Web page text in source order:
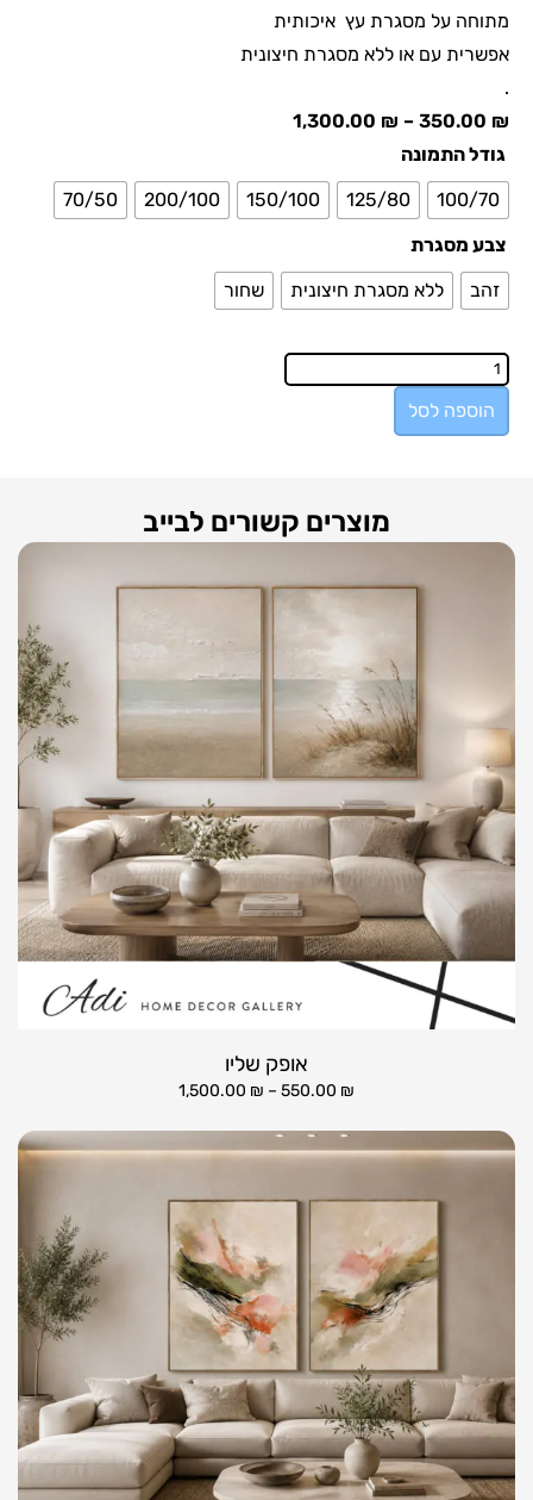
מתוחה על מסגרת עץ איכותית
אפשרית עם או ללא מסגרת חיצונית
.
350.00 ₪
–
1,300.00 ₪
גודל התמונה
100/70
125/80
150/100
200/100
70/50
צבע מסגרת
זהב
ללא מסגרת חיצונית שחור
הוספה לסל
מוצרים קשורים לבייב
אופק שליו
550.00 ₪
–
1,500.00 ₪